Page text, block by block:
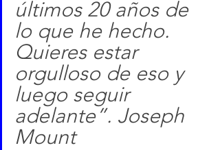
últimos 20 años de
lo que he hecho.
Quieres estar
orgulloso de eso y
luego seguir
adelante”. Joseph
Mount